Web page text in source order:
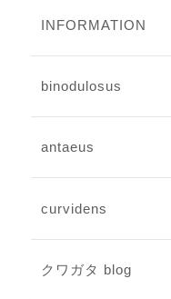
INFORMATION
binodulosus
antaeus
curvidens
クワガタ blog